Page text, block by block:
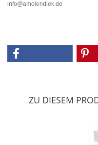
info@amolendiek.de
ZU DIESEM